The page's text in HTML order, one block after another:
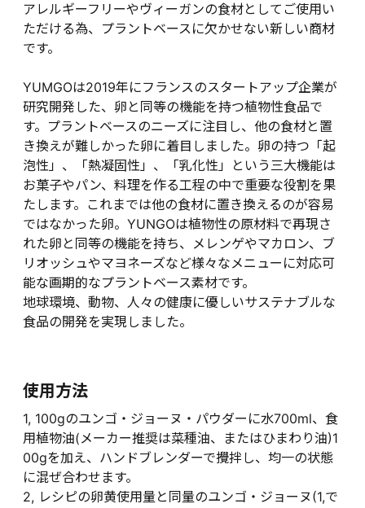
アレルギーフリーやヴィーガンの食材としてご使用い
ただける為、プラントベースに欠かせない新しい商材
です。
YUMGOは2019年にフランスのスタートアップ企業が
研究開発した、卵と同等の機能を持つ植物性食品で
す。プラントベースのニーズに注目し、他の食材と置
き換えが難しかった卵に着目しました。卵の持つ「起
泡性」、「熱凝固性」、「乳化性」という三大機能は
お菓子やパン、料理を作る工程の中で重要な役割を果
たします。これまでは他の食材に置き換えるのが容易
ではなかった卵。YUNGOは植物性の原材料で再現さ
れた卵と同等の機能を持ち、メレンゲやマカロン、ブ
リオッシュやマヨネーズなど様々なメニューに対応可
能な画期的なプラントベース素材です。
地球環境、動物、人々の健康に優しいサステナブルな
食品の開発を実現しました。
使用方法
1, 100gのユンゴ・ジョーヌ・パウダーに水700ml、食
用植物油(メーカー推奨は菜種油、またはひまわり油)1
00gを加え、ハンドブレンダーで攪拌し、均一の状態
に混ぜ合わせます。
2, レシピの卵黄使用量と同量のユンゴ・ジョーヌ(1,で